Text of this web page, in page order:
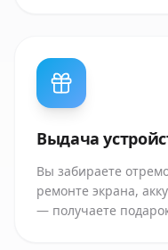
Выдача
Вы забираете
ремонте экрана,
— получаете